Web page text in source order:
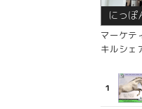
にっぽ
マーケテ
キルシェ